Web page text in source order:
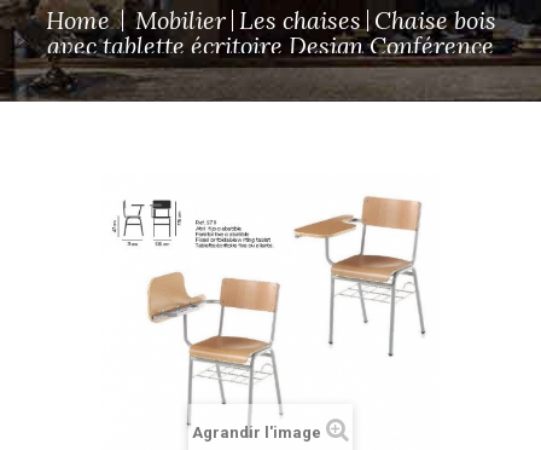
Home Mobilier Les chaises Chaise bois
avec tablette écritoire Design Conférence
Agrandir l'image